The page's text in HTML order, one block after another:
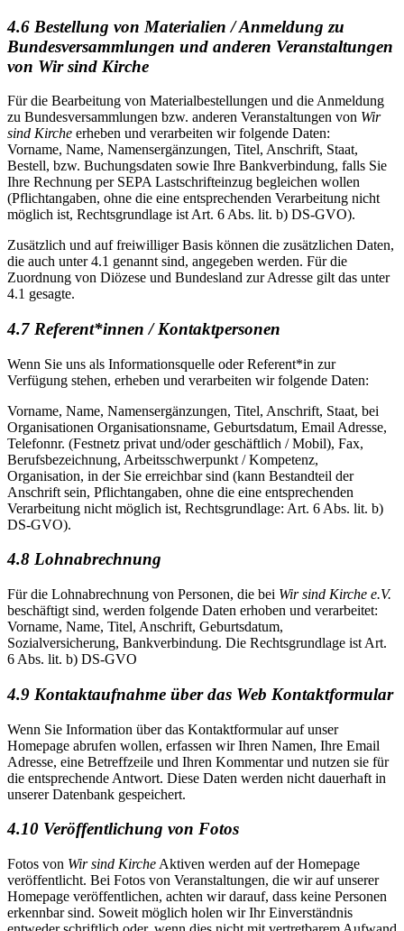
4.6 Bestellung von Materialien / Anmeldung zu
Bundesversammlungen und anderen Veranstaltungen
von Wir sind Kirche
Für die Bearbeitung von Materialbestellungen und die Anmeldung
zu Bundesversammlungen bzw. anderen Veranstaltungen von Wir
sind Kirche erheben und verarbeiten wir folgende Daten:
Vorname, Name, Namensergänzungen, Titel, Anschrift, Staat,
Bestell, bzw. Buchungsdaten sowie Ihre Bankverbindung, falls Sie
Ihre Rechnung per SEPA Lastschrifteinzug begleichen wollen
(Pflichtangaben, ohne die eine entsprechenden Verarbeitung nicht
möglich ist, Rechtsgrundlage ist Art. 6 Abs. lit. b) DS-GVO).
Zusätzlich und auf freiwilliger Basis können die zusätzlichen Daten,
die auch unter 4.1 genannt sind, angegeben werden. Für die
Zuordnung von Diözese und Bundesland zur Adresse gilt das unter
4.1 gesagte.
4.7 Referent*innen / Kontaktpersonen
Wenn Sie uns als Informationsquelle oder Referent*in zur
Verfügung stehen, erheben und verarbeiten wir folgende Daten:
Vorname, Name, Namensergänzungen, Titel, Anschrift, Staat, bei
Organisationen Organisationsname, Geburtsdatum, Email Adresse,
Telefonnr. (Festnetz privat und/oder geschäftlich / Mobil), Fax,
Berufsbezeichnung, Arbeitsschwerpunkt / Kompetenz,
Organisation, in der Sie erreichbar sind (kann Bestandteil der
Anschrift sein, Pflichtangaben, ohne die eine entsprechenden
Verarbeitung nicht möglich ist, Rechtsgrundlage: Art. 6 Abs. lit. b)
DS-GVO).
4.8 Lohnabrechnung
Für die Lohnabrechnung von Personen, die bei Wir sind Kirche e.V.
beschäftigt sind, werden folgende Daten erhoben und verarbeitet:
Vorname, Name, Titel, Anschrift, Geburtsdatum,
Sozialversicherung, Bankverbindung. Die Rechtsgrundlage ist Art.
6 Abs. lit. b) DS-GVO
4.9 Kontaktaufnahme über das Web Kontaktformular
Wenn Sie Information über das Kontaktformular auf unser
Homepage abrufen wollen, erfassen wir Ihren Namen, Ihre Email
Adresse, eine Betreffzeile und Ihren Kommentar und nutzen sie für
die entsprechende Antwort. Diese Daten werden nicht dauerhaft in
unserer Datenbank gespeichert.
4.10 Veröffentlichung von Fotos
Fotos von Wir sind Kirche Aktiven werden auf der Homepage
veröffentlicht. Bei Fotos von Veranstaltungen, die wir auf unserer
Homepage veröffentlichen, achten wir darauf, dass keine Personen
erkennbar sind. Soweit möglich holen wir Ihr Einverständnis